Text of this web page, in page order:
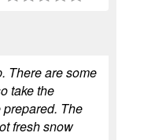
There are some
take the
The
fresh snow